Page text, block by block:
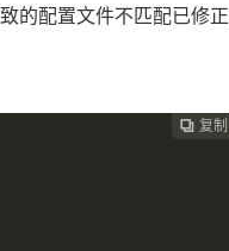
的配置文件不匹配已修正
 复制